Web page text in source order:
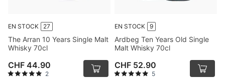
EN STOCK 27
The Arran 10 Years Single Malt
Whisky 70cl
CHF 44.90
2
EN STOCK 9
Ardbeg Ten Years Old Single
Malt Whisky 70cl
CHF 52.90
5